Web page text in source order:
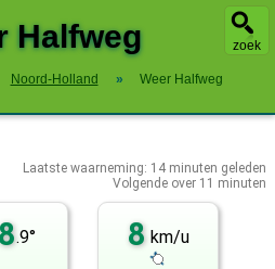
zoek
Halfweg
Noord-Holland » Weer Halfweg
Laatste waarneming: 14 minuten geleden
Volgende over 11 minuten
.9° 8 km/u